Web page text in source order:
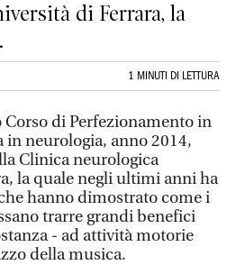
di Ferrara, la
1 MINUTI DI LETTURA
Corso di Perfezionamento in
neurologia, anno 2014,
Clinica neurologica
la quale negli ultimi anni ha
hanno dimostrato come i
trarre grandi benefici
- ad attività motorie
della musica.